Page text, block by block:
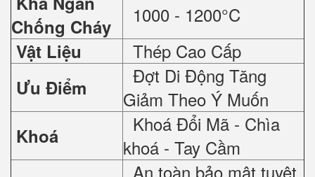
Chống Cháy
1000 - 1200°C
Vật Liệu Thép Cao Cấp
Ưu Điểm
Đợt Di Động Tăng
Giảm Theo Ý Muốn
Khoá
Khoá Đổi Mã - Chìa
khoá - Tay Cầm
An toàn bảo mật tuyệt